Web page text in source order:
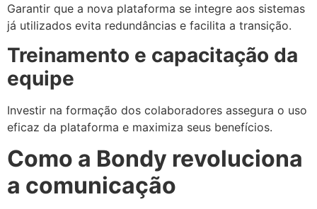
Garantir que a nova plataforma se integre aos sistemas
já utilizados evita redundâncias e facilita a transição.
Treinamento e capacitação da
equipe
Investir na formação dos colaboradores assegura o uso
eficaz da plataforma e maximiza seus benefícios.
Como a Bondy revoluciona
a comunicação